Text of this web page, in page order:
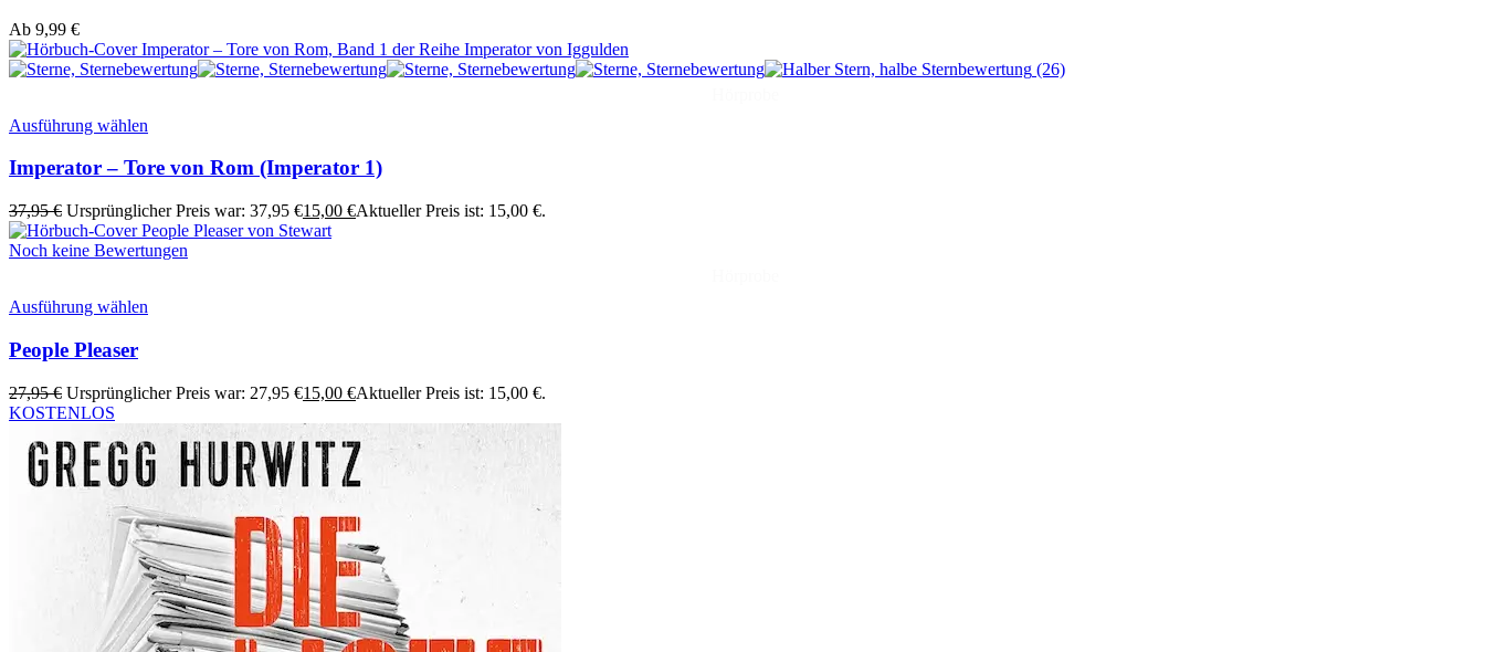
Ab 9,99 €
(26)
Ausführung wählen
Imperator – Tore von Rom (Imperator 1)
37,95€ Ursprünglicher Preis war: 37,95 €15,00 €Aktueller Preis ist: 15,00 €.
Noch keine Bewertungen
Ausführung wählen
People Pleaser
27,95€ Ursprünglicher Preis war: 27,95 €15,00 €Aktueller Preis ist: 15,00 €.
KOSTENLOS